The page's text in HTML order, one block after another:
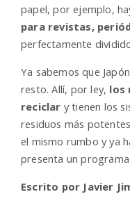
papel, por ejemplo,
para revistas,
perfectamente
Ya sabemos que
resto. Allí, por ley, los
reciclar y tienen los
residuos más
el mismo rumbo y ya
presenta un
Escrito por Javier